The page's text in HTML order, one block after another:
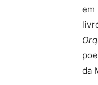
em
da